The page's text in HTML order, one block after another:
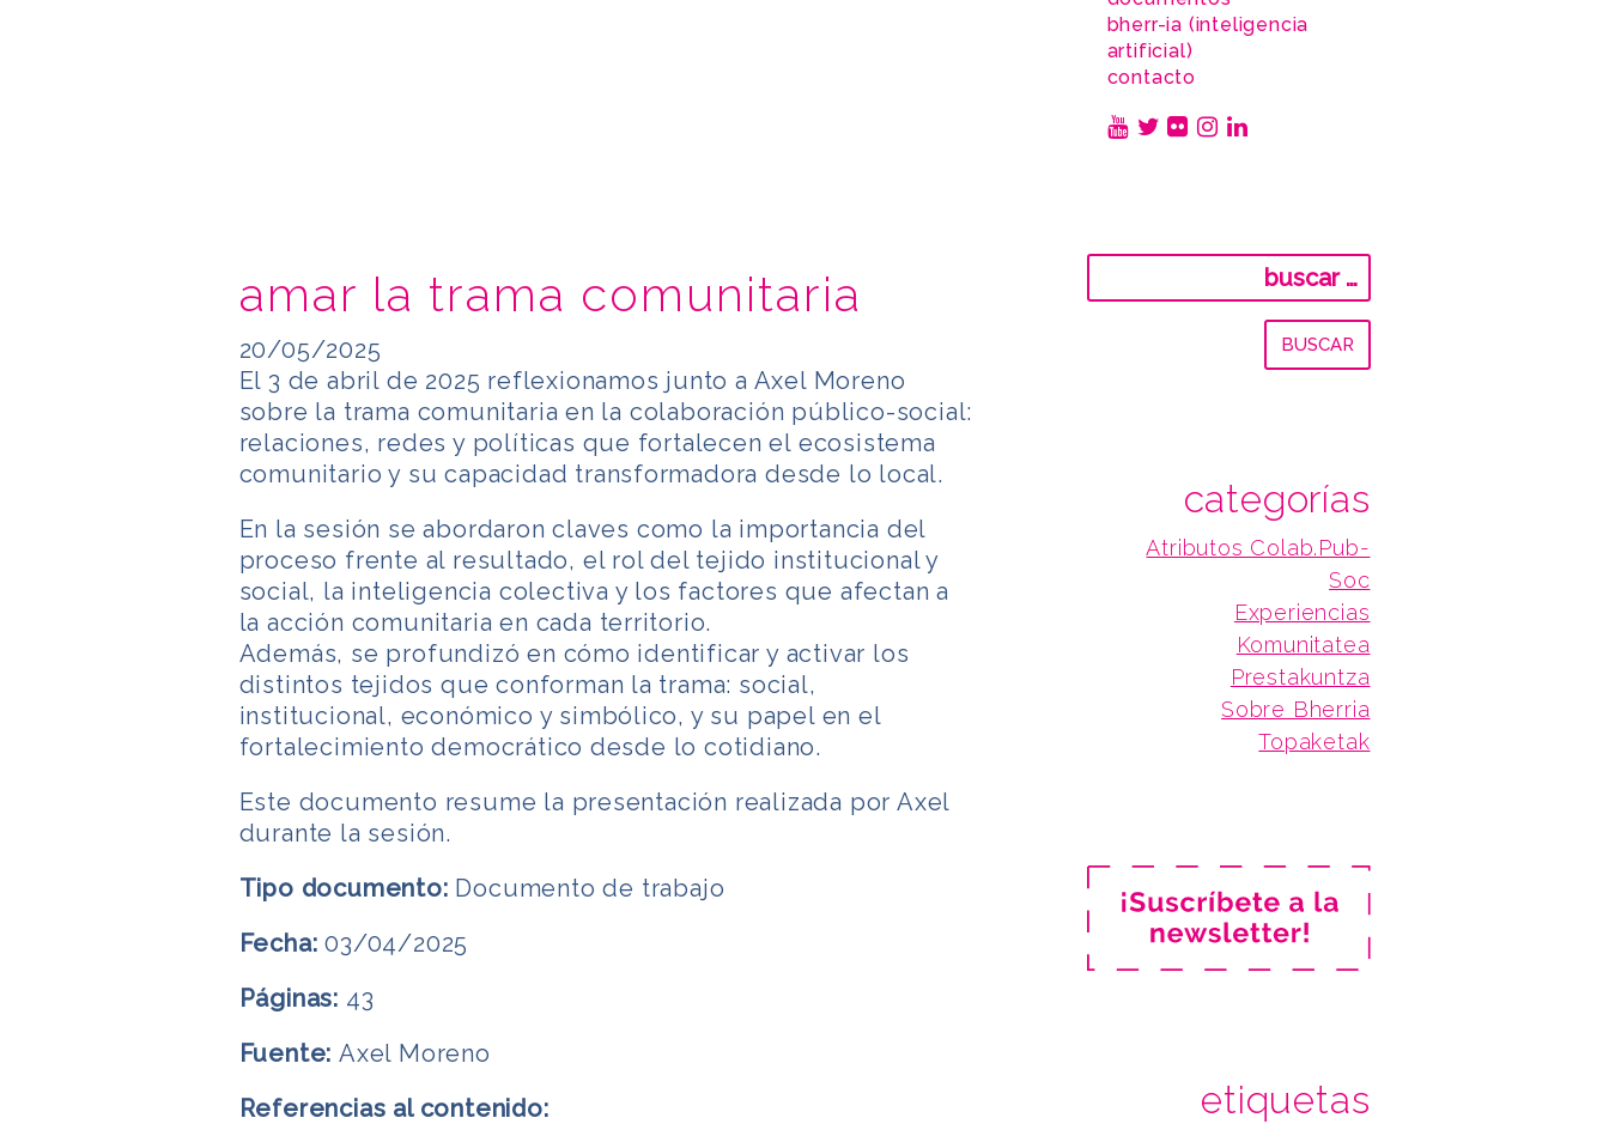
bherr-ia (inteligencia
artificial)
contacto
amar la trama comunitaria
20/05/2025
El 3 de abril de 2025 reflexionamos junto a Axel Moreno
sobre la trama comunitaria en la colaboración público-social:
relaciones, redes y políticas que fortalecen el ecosistema
comunitario y su capacidad transformadora desde lo local.
En la sesión se abordaron claves como la importancia del
proceso frente al resultado, el rol del tejido institucional y
social, la inteligencia colectiva y los factores que afectan a
la acción comunitaria en cada territorio.
Además, se profundizó en cómo identificar y activar los
distintos tejidos que conforman la trama: social,
institucional, económico y simbólico, y su papel en el
fortalecimiento democrático desde lo cotidiano.
Este documento resume la presentación realizada por Axel
durante la sesión.
Tipo documento: Documento de trabajo
Fecha:03/04/2025
Páginas: 43
Fuente: Axel Moreno
Referencias al contenido:
categorías
Atributos Colab.Pub-
Soc
Experiencias
Komunitatea
Prestakuntza
Sobre Bherria
Topaketak
etiquetas